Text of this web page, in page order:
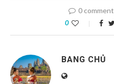
0 comment
0
BANG CHỦ